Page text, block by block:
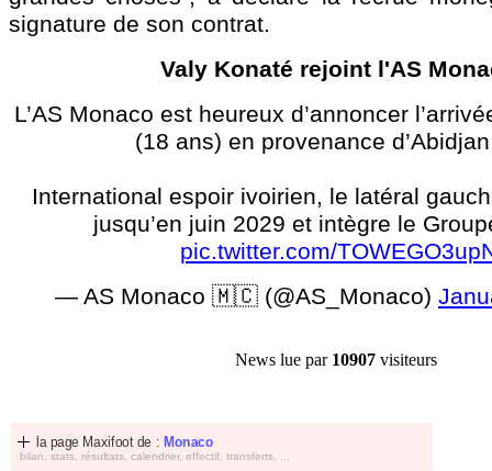
signature de son contrat.
Valy Konaté rejoint l'AS
L’AS Monaco est heureux d’annoncer
(18 ans) en provenance
International espoir ivoirien, le latéral
jusqu’en juin 2029 et intègre le
pic.twitter.com/
— AS Monaco 🇲🇨 (@AS_Monaco)
News lue par 10907 visiteurs
la page Maxifoot de : Monaco
bilan, stats, résultats, calendrier, effectif, transferts, ...